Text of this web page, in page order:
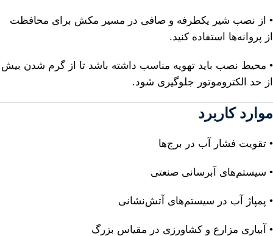
• از نصب شیر یکطرفه و صافی در مسیر مکش برای محافظت
از پروانه‌ها استفاده کنید.
• محیط نصب باید تهویه مناسب داشته باشد تا از گرم شدن بیش
از حد الکتروموتور جلوگیری شود.
موارد کاربرد
• تقویت فشار آب در برج‌ها
• سیستم‌های آبرسانی صنعتی
• پمپاژ آب در سیستم‌های آتش‌نشانی
• آبیاری مزارع و کشاورزی در مقیاس بزرگ